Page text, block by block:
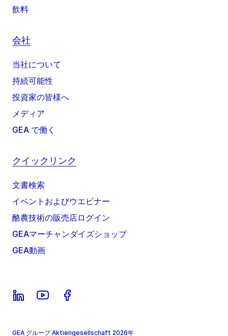
飲料
会社
当社について
持続可能性
投資家の皆様へ
メディア
GEA で働く
クイックリンク
文書検索
イベントおよびウエビナー
酪農技術の販売店ログイン
GEAマーチャンダイズショップ
GEA動画
GEA グループ Aktiengesellschaft 2026年